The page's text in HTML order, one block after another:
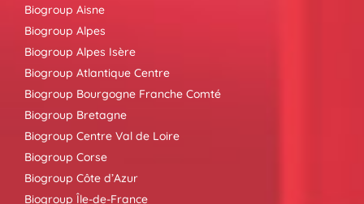
Biogroup Aisne
Biogroup Alpes
Biogroup Alpes Isère
Biogroup Atlantique Centre
Biogroup Bourgogne Franche Comté
Biogroup Bretagne
Biogroup Centre Val de Loire
Biogroup Corse
Biogroup Côte d’Azur
Biogroup Île-de-France